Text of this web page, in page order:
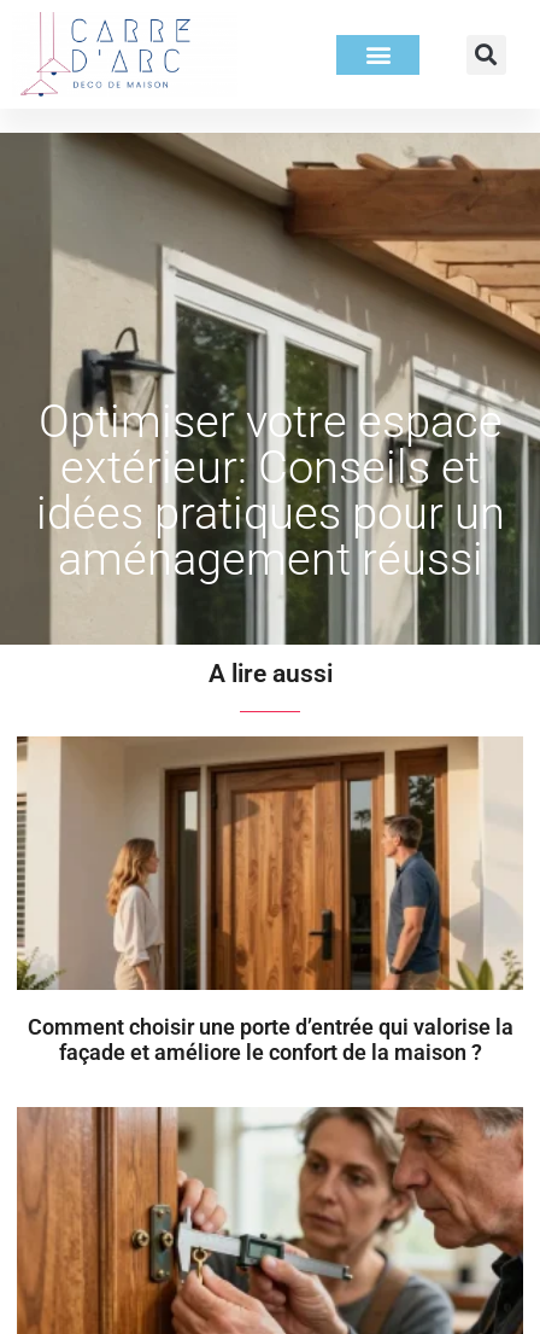
Optimiser votre espace
extérieur: Conseils et
idées pratiques pour un
aménagement réussi
A lire aussi
Comment choisir une porte d’entrée qui valorise la
façade et améliore le confort de la maison ?